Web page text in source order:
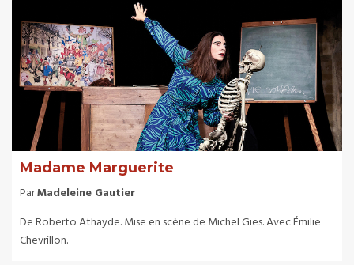
Madame Marguerite
ParMadeleine Gautier
De Roberto Athayde. Mise en scène de Michel Gies. Avec Émilie
Chevrillon.